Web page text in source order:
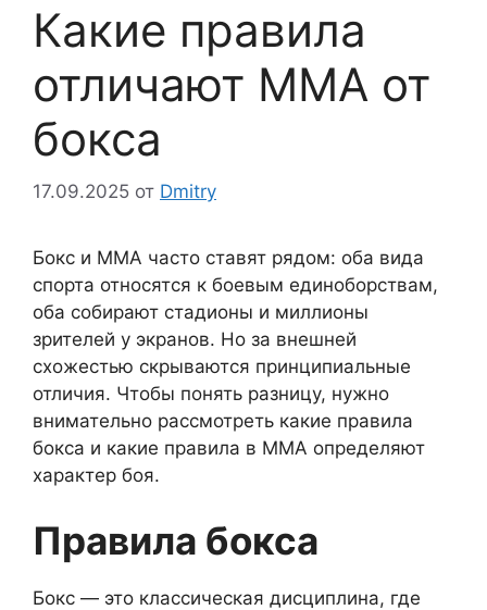
Какие правила
отличают ММА от
бокса
17.09.2025 от Dmitry
Бокс и ММА часто ставят рядом: оба вида
спорта относятся к боевым единоборствам,
оба собирают стадионы и миллионы
зрителей у экранов. Но за внешней
схожестью скрываются принципиальные
отличия. Чтобы понять разницу, нужно
внимательно рассмотреть какие правила
бокса и какие правила в ММА определяют
характер боя.
Правила бокса
Бокс — это классическая дисциплина, где